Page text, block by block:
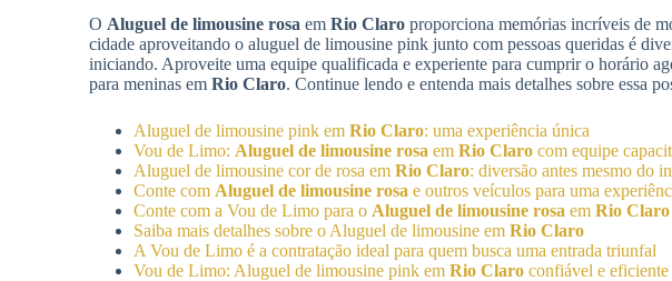
O Aluguel de limousine rosa em Rio Claro proporciona memórias incríveis de
cidade aproveitando o aluguel de limousine pink junto com pessoas queridas é
iniciando. Aproveite uma equipe qualificada e experiente para cumprir o horário
para meninas em Rio Claro. Continue lendo e entenda mais detalhes sobre essa
Aluguel de limousine pink em Rio Claro: uma experiência única
Vou de Limo: Aluguel de limousine rosa em Rio Claro com equipe
Aluguel de limousine cor de rosa em Rio Claro: diversão antes mesmo do
Conte com Aluguel de limousine rosa e outros veículos para uma
Conte com a Vou de Limo para o Aluguel de limousine rosa em Rio Claro
Saiba mais detalhes sobre o Aluguel de limousine em Rio Claro
A Vou de Limo é a contratação ideal para quem busca uma entrada triunfal
Vou de Limo: Aluguel de limousine pink em Rio Claro confiável e eficiente